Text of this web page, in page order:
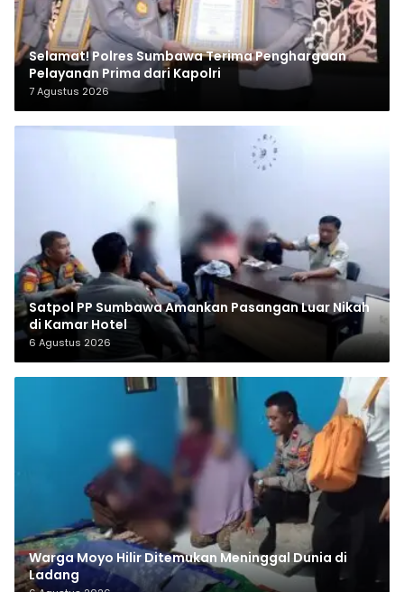
Selamat! Polres Sumbawa Terima Penghargaan
Pelayanan Prima dari Kapolri
7 Agustus 2026
Satpol PP Sumbawa Amankan Pasangan Luar Nikah
di Kamar Hotel
6 Agustus 2026
Warga Moyo Hilir Ditemukan Meninggal Dunia di
Ladang